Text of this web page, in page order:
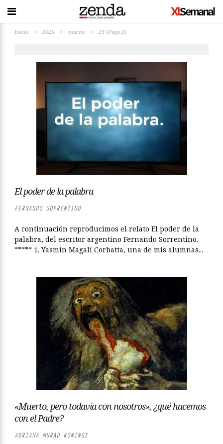
Inicio > 2025 > marzo > 23 (Page 2)
El poder de la palabra
FERNANDO SORRENTINO
A continuación reproducimos el relato El poder de la
palabra, del escritor argentino Fernando Sorrentino.
***** 1. Yasmín Magalí Corbatta, una de mis alumnas...
«Muerto, pero todavía con nosotros», ¿qué hacemos
con el Padre?
ADRIANA MURAD KONINGS